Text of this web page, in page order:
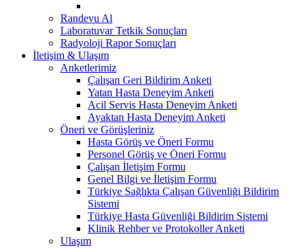
Randevu Al
Laboratuvar Tetkik Sonuçları
Radyoloji Rapor Sonuçları
İletişim & Ulaşım
Anketlerimiz
Çalışan Geri Bildirim Anketi
Yatan Hasta Deneyim Anketi
Acil Servis Hasta Deneyim Anketi
Ayaktan Hasta Deneyim Anketi
Öneri ve Görüşleriniz
Hasta Görüş ve Öneri Formu
Personel Görüş ve Öneri Formu
Çalışan İletişim Formu
Genel Bilgi ve İletişim Formu
Türkiye Sağlıkta Çalışan Güvenliği Bildirim
Sistemi
Türkiye Hasta Güvenliği Bildirim Sistemi
Klinik Rehber ve Protokoller Anketi
Ulaşım